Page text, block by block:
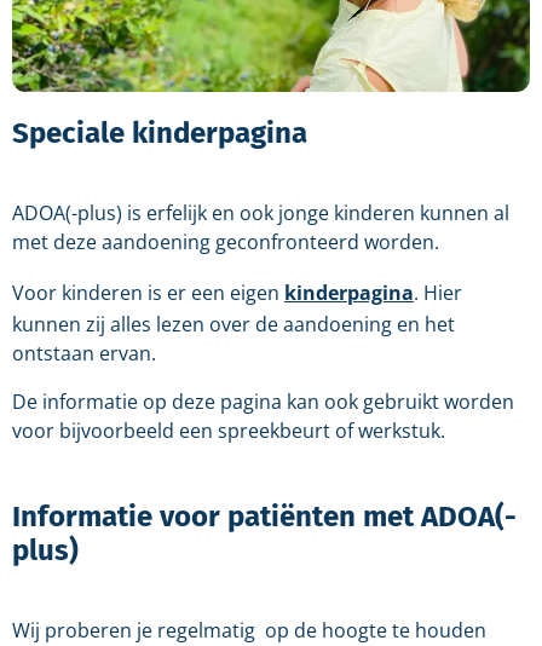
Speciale kinderpagina
ADOA(-plus) is erfelijk en ook jonge kinderen kunnen al
met deze aandoening geconfronteerd worden.
Voor kinderen is er een eigen kinderpagina. Hier
kunnen zij alles lezen over de aandoening en het
ontstaan ervan.
De informatie op deze pagina kan ook gebruikt worden
voor bijvoorbeeld een spreekbeurt of werkstuk.
Informatie voor patiënten met ADOA(-
plus)
Wij proberen je regelmatig op de hoogte te houden